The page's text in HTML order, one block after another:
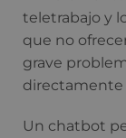
teletrabajo y
que no
grave
directamente
Un chatbot